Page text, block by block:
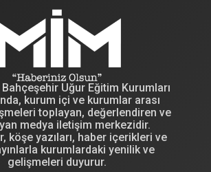
Bahçeşehir Uğur Eğitim Kurumları
kurum içi ve kurumlar arası
toplayan, değerlendiren ve
medya iletişim merkezidir.
köşe yazıları, haber içerikleri ve
kurumlardaki yenilik ve
gelişmeleri duyurur.